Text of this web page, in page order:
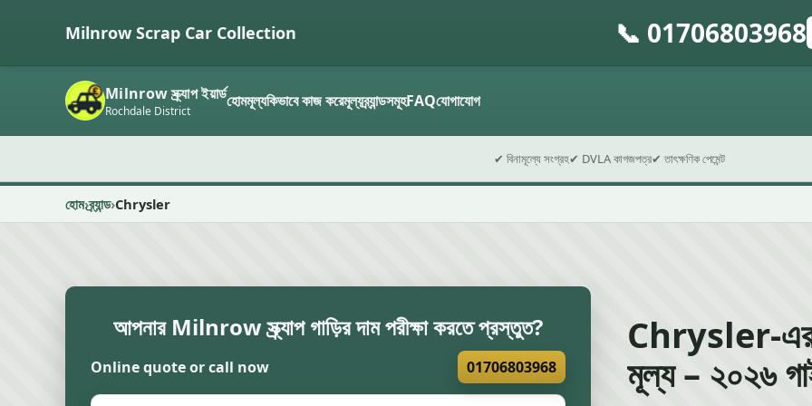
Milnrow Scrap Car Collection 📞 01706803968
Milnrow স্ক্র্যাপ ইয়ার্ড
Rochdale District হোমমূল্যকিভাবে কাজ করেমূল্যব্র্যান্ডসমূহFAQযোগাযোগ
✔ বিনামূল্যে সংগ্রহ✔ DVLA কাগজপত্র✔ তাৎক্ষণিক পেমেন্ট
হোম ব্র্যান্ড Chrysler
আপনার Milnrow স্ক্র্যাপ গাড়ির দাম পরীক্ষা করতে প্রস্তুত?
Online quote or call now 01706803968
Chrysler-এর
মূল্য – ২০২৬